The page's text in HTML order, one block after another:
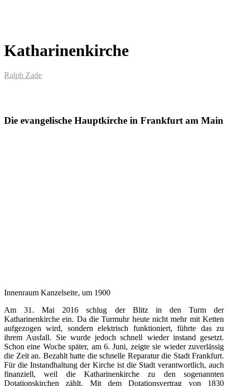
Katharinenkirche
Ralph Zade
Die evangelische Hauptkirche in Frankfurt am Main
Innenraum Kanzelseite, um 1900
Am 31. Mai 2016 schlug der Blitz in den Turm der
Katharinenkirche ein. Da die Turmuhr heute nicht mehr mit Ketten
aufgezogen wird, sondern elektrisch funktioniert, führte das zu
ihrem Ausfall. Sie wurde jedoch schnell wieder instand gesetzt.
Schon eine Woche später, am 6. Juni, zeigte sie wieder zuverlässig
die Zeit an. Bezahlt hatte die schnelle Reparatur die Stadt Frankfurt.
Für die Instandhaltung der Kirche ist die Stadt verantwortlich, auch
finanziell, weil die Katharinenkirche zu den sogenannten
Dotationskirchen zählt. Mit dem Dotationsvertrag von 1830